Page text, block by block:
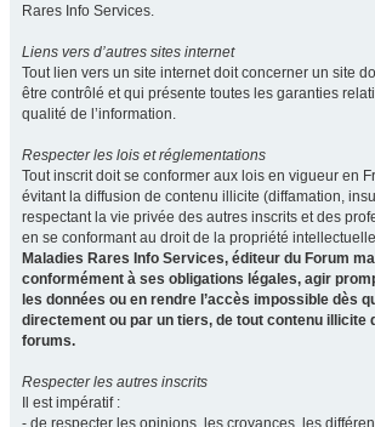
Rares Info Services.
Liens vers d’autres sites internet
Tout lien vers un site internet doit concerner un site
être contrôlé et qui présente toutes les garanties
qualité de l’information.
Respecter les lois et réglementations
Tout inscrit doit se conformer aux lois en vigueur en
évitant la diffusion de contenu illicite (diffamation,
respectant la vie privée des autres inscrits et des
en se conformant au droit de la propriété
Maladies Rares Info Services, éditeur du Forum
conformément à ses obligations légales, agir
les données ou en rendre l’accès impossible dès
directement ou par un tiers, de tout contenu illicite
forums.
Respecter les autres inscrits
Il est impératif :
- de respecter les opinions, les croyances, les